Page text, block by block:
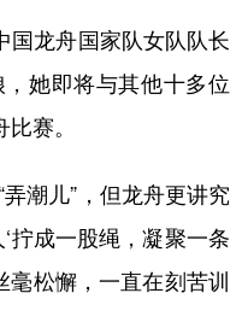
青海 宁夏
黑龙江
Français عربى
日本語 한국어
龙舟国家队女队队长
她即将与其他十多位
赛。
潮儿”，但龙舟更讲究
拧成一股绳，凝聚一条
毫松懈，一直在刻苦训